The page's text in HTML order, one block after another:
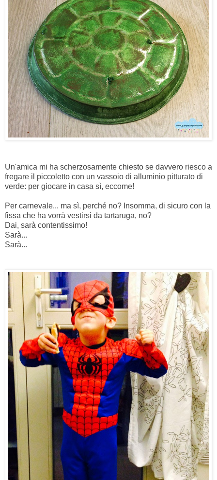
Un'amica mi ha scherzosamente chiesto se davvero riesco a
fregare il piccoletto con un vassoio di alluminio pitturato di
verde: per giocare in casa sì, eccome!
Per carnevale... ma sì, perché no? Insomma, di sicuro con la
fissa che ha vorrà vestirsi da tartaruga, no?
Dai, sarà contentissimo!
Sarà...
Sarà...